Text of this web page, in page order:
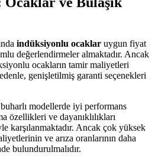
indüksiyonlu ocaklar uygun fiyat
değerlendirmeler almaktadır. Ancak
ocakların tamir maliyetleri
genişletilmiş garanti seçenekleri
modellerde iyi performans
özellikleri ve dayanıklılıkları
karşılanmaktadır. Ancak çok yüksek
ve arıza oranlarının daha
bulundurulmalıdır.